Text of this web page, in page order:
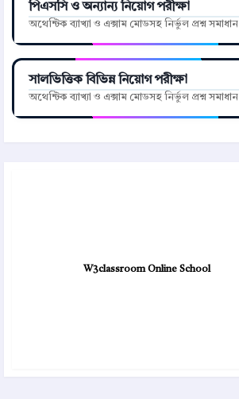
পিএসসি ও অন্যান্য নিয়োগ পরীক্ষা
অথেন্টিক ব্যাখ্যা ও এক্সাম মোডসহ নির্ভুল প্রশ্ন সমাধান
সালভিত্তিক বিভিন্ন নিয়োগ পরীক্ষা
অথেন্টিক ব্যাখ্যা ও এক্সাম মোডসহ নির্ভুল প্রশ্ন সমাধান
W3classroom Online School